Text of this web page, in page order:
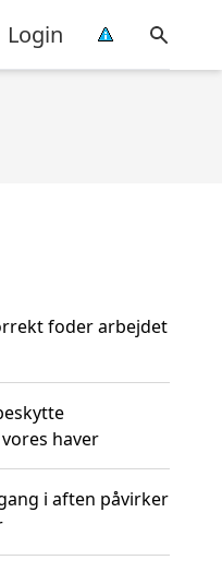
Login
foder arbejdet
haver
i aften påvirker